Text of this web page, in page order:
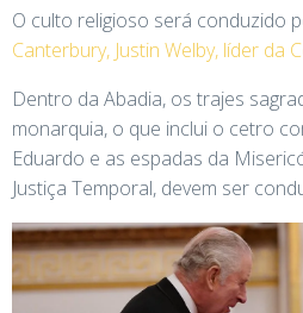
O culto religioso será conduzido
Canterbury, Justin Welby, líder da
Dentro da Abadia, os trajes
monarquia, o que inclui o cetro
Eduardo e as espadas da
Justiça Temporal, devem ser